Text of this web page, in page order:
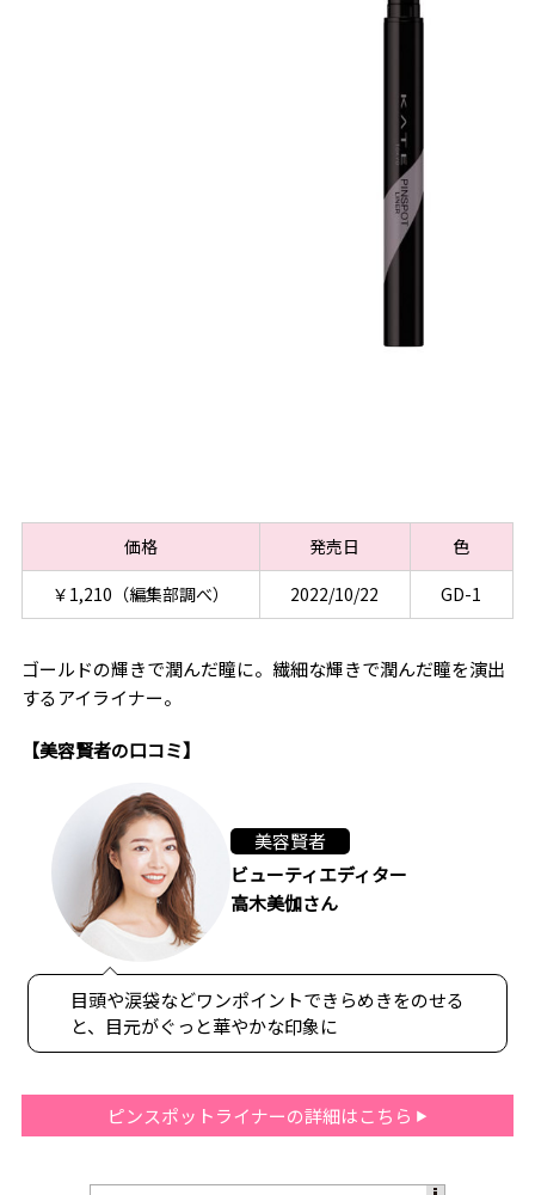
価格 発売日
色
￥1,210（編集部調べ）
2022/10/22 GD-1
ゴールドの輝きで潤んだ瞳に。繊細な輝きで潤んだ瞳を演出
するアイライナー。
【美容賢者の口コミ】
美容賢者
ビューティエディター
高木美伽さん
目頭や涙袋などワンポイントできらめきをのせる
と、目元がぐっと華やかな印象に
ピンスポットライナーの詳細はこちら